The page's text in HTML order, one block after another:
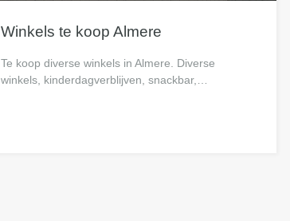
Winkels te koop Almere
Te koop diverse winkels in Almere. Diverse
winkels, kinderdagverblijven, snackbar,…